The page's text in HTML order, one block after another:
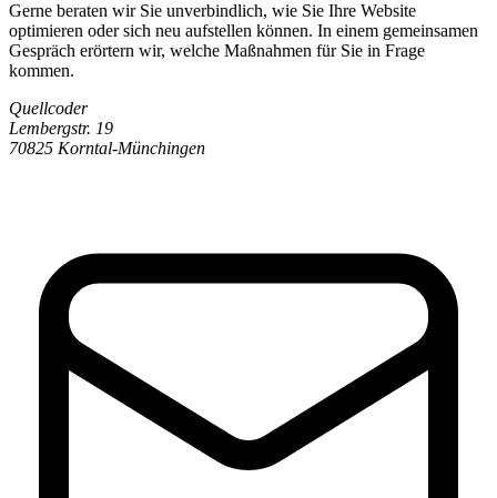
Gerne beraten wir Sie unverbindlich, wie Sie Ihre Website
optimieren oder sich neu aufstellen können. In einem gemeinsamen
Gespräch erörtern wir, welche Maßnahmen für Sie in Frage
kommen.
Quellcoder
Lembergstr. 19
70825 Korntal-Münchingen